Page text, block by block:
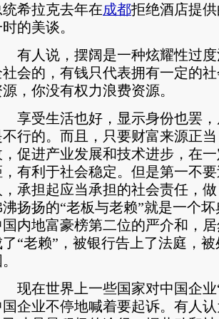
统希拉克去年在成都拒绝酒店提
的美谈。
人说，摆阔是一种炫耀性过度
社会的，有钱只代表拥有一定的
源，你没有权力浪费资源。
受生活也好，显示身份也罢，
不行的。而且，只要财富来源正
，促进产业发展和技术进步，在
，有利于社会稳定。但是第一不
，承担起应当承担的社会责任，
沸扬扬的“老板与老赖”就是一个
国内地富豪榜第二位的严介和，
了“老赖”，被银行告上了法庭，
在世界上一些国家对中国企业
国企业不停地喊着要起诉。有人